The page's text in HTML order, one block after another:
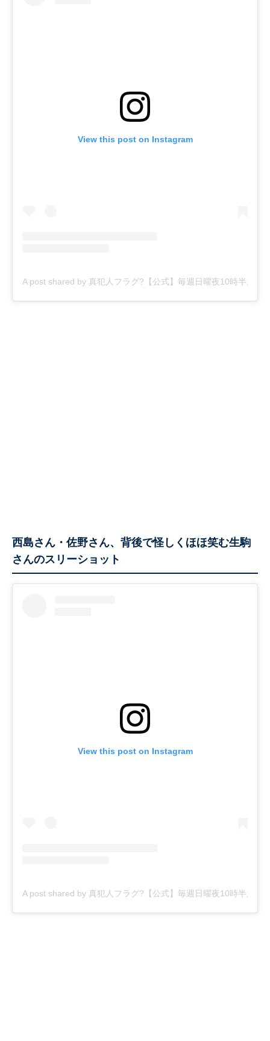
View this post on Instagram
A post shared by 真犯人フラグ?【公式】毎週日曜夜10時半放送
西島さん・佐野さん、背後で怪しくほほ笑む生駒
さんのスリーショット
View this post on Instagram
A post shared by 真犯人フラグ?【公式】毎週日曜夜10時半放送